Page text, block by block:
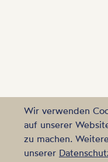
Wir verwenden
auf unserer
zu machen.
unserer